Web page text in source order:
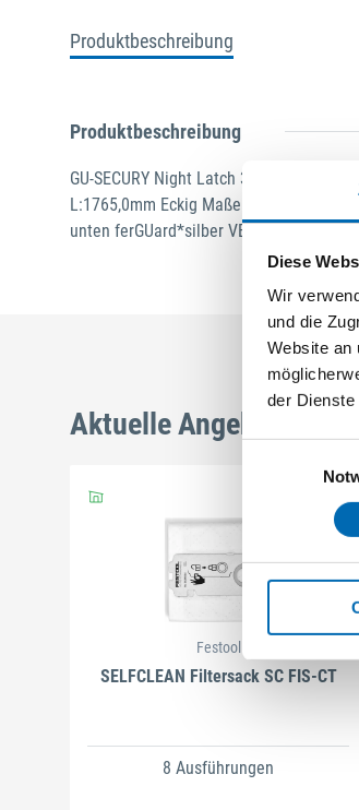
Diese
Wir
und die
Website an
der Dienste
Produktbeschreibung
Produktbeschreibung
GU-SECURY Night Latch 35/92 SZ-R4
L:1765,0mm Eckig Maße: A1 267,5mm
unten ferGUard*silber VE: 40,000
Aktuelle Angebote
Festool
SELFCLEAN Filtersack SC FIS-CT
8 Ausführungen